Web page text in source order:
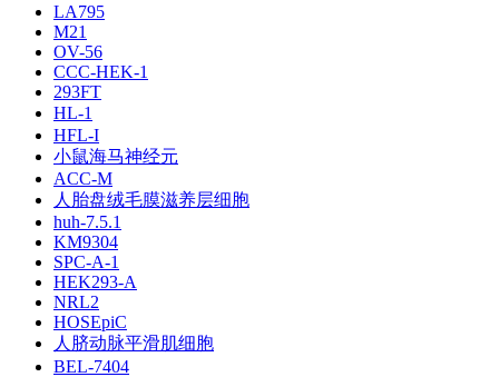
LA795
M21
OV-56
CCC-HEK-1
293FT
HL-1
HFL-I
小鼠海马神经元
ACC-M
人胎盘绒毛膜滋养层细胞
huh-7.5.1
KM9304
SPC-A-1
HEK293-A
NRL2
HOSEpiC
人脐动脉平滑肌细胞
BEL-7404